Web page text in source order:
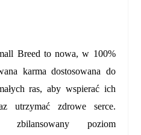
Breed to nowa, w 100%
karma dostosowana do
ras, aby wspierać ich
utrzymać zdrowe serce.
zbilansowany poziom